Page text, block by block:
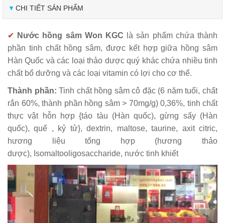
CHI TIẾT SẢN PHẨM
✔ Nước hồng sâm Won KGC là sản phẩm chứa thành
phần tinh chất hồng sâm, được kết hợp giữa hồng sâm
Hàn Quốc và các loại thảo dược quý khác chứa nhiều tinh
chất bổ dưỡng và các loại vitamin có lợi cho cơ thể.
Thành phần: Tinh chất hồng sâm cô đặc (6 năm tuổi, chất
rắn 60%, thành phần hồng sâm > 70mg/g) 0,36%, tinh chất
thực vật hỗn hợp {táo tàu (Hàn quốc), gừng sấy (Hàn
quốc), quế , kỷ tử}, dextrin, maltose, taurine, axit citric,
hương liệu tổng hợp (hương thảo
dược), Isomaltooligosaccharide, nước tinh khiết